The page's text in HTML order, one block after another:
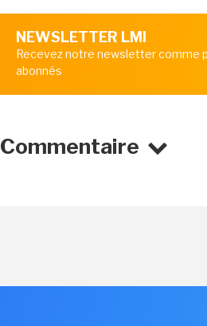
NEWSLETTER LMI
Recevez notre newsletter comme
abonnés
Commentaire